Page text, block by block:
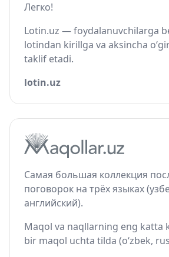
Легко!
Lotin.uz — foydalanuvchilarga
lotindan kirillga va aksincha
taklif etadi.
lotin.uz
Самая большая коллекция
поговорок на трёх языках
английский).
Maqol va naqllarning eng katta
bir maqol uchta tilda (o‘zbek,